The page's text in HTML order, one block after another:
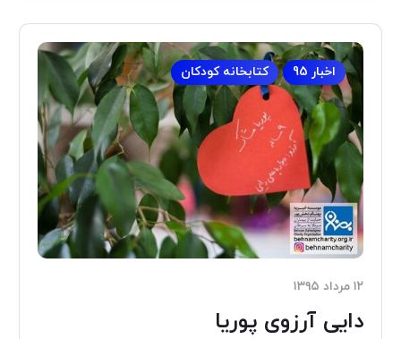
اخبار 95 کتابخانه کودکان
۱۲ مرداد ۱۳۹۵
دایی آرزوی پوریا